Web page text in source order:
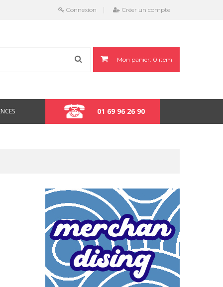
Connexion Créer un compte
Mon panier: 0 item
01 69 96 26 90